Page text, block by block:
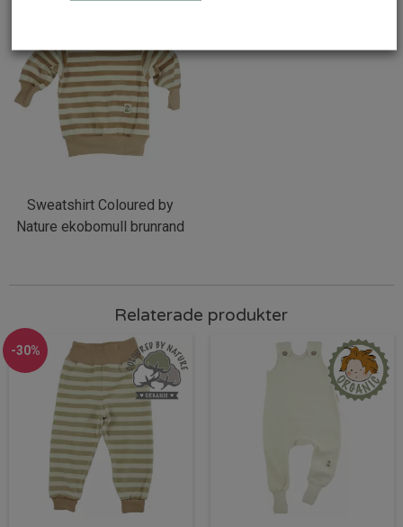
Sweatshirt Coloured by
Nature ekobomull brunrand
Relaterade produkter
-30%